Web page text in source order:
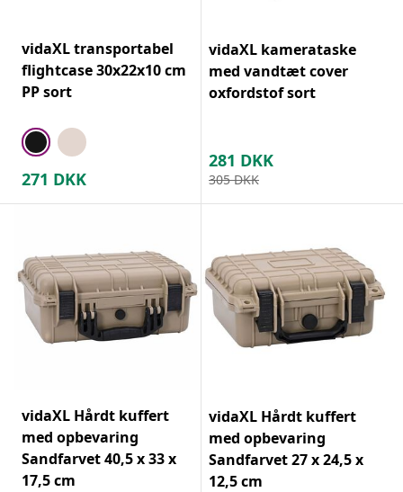
vidaXL transportabel
flightcase 30x22x10 cm
PP sort
271 DKK
vidaXL kamerataske
med vandtæt cover
oxfordstof sort
281 DKK
305 DKK
vidaXL Hårdt kuffert
med opbevaring
Sandfarvet 40,5 x 33 x
17,5 cm
vidaXL Hårdt kuffert
med opbevaring
Sandfarvet 27 x 24,5 x
12,5 cm